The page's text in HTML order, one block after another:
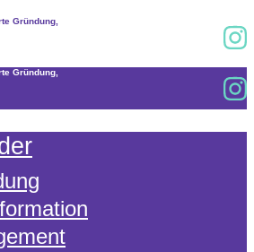
Gründung,
Gründung,